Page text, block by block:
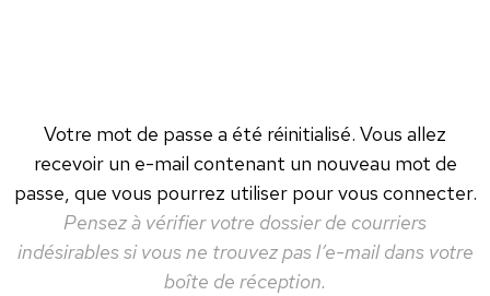
Votre mot de passe a été réinitialisé. Vous allez
recevoir un e-mail contenant un nouveau mot de
passe, que vous pourrez utiliser pour vous connecter.
Pensez à vérifier votre dossier de courriers
indésirables si vous ne trouvez pas l’e-mail dans votre
boîte de réception.